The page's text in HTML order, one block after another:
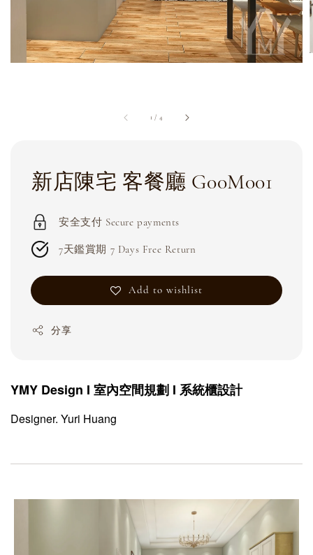
1 / 4
新店陳宅 客餐廳 G00M001
安全支付 Secure payments
7天鑑賞期 7 Days Free Return
Add to wishlist
分享
YMY Design I 室內空間規劃 I 系統櫃設計
Designer. Yuri Huang